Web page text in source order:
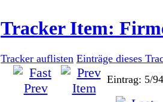
Tracker Item:
Tracker auflisten Einträge dieses
Eintrag: 5/94